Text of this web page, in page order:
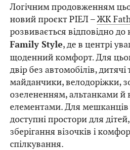
Логічним продовженням
новий проєкт РІЕЛ –ЖК
розвивається відповідно до
Family Style, де в центрі
щоденний комфорт. Для
двір без автомобілів, дитячі
майданчики, велодоріжки,
озелененням, альтанками
елементами. Для мешканців
доступні простори для
зберігання візочків і
спілкування.